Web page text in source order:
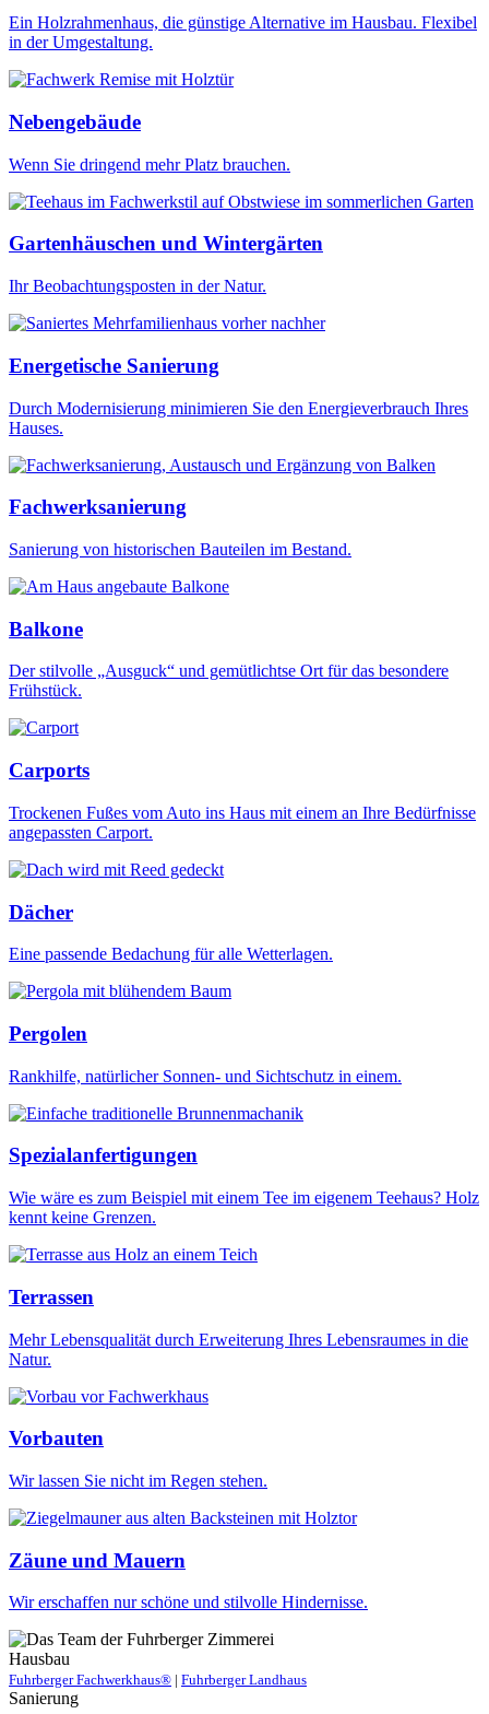
Ein Holzrahmenhaus, die günstige Alternative im Hausbau. Flexibel
in der Umgestaltung.
Nebengebäude
Wenn Sie dringend mehr Platz brauchen.
Gartenhäuschen und Wintergärten
Ihr Beobachtungsposten in der Natur.
Energetische Sanierung
Durch Modernisierung minimieren Sie den Energieverbrauch Ihres
Hauses.
Fachwerksanierung
Sanierung von historischen Bauteilen im Bestand.
Balkone
Der stilvolle „Ausguck“ und gemütlichtse Ort für das besondere
Frühstück.
Carports
Trockenen Fußes vom Auto ins Haus mit einem an Ihre Bedürfnisse
angepassten Carport.
Dächer
Eine passende Bedachung für alle Wetterlagen.
Pergolen
Rankhilfe, natürlicher Sonnen- und Sichtschutz in einem.
Spezialanfertigungen
Wie wäre es zum Beispiel mit einem Tee im eigenem Teehaus? Holz
kennt keine Grenzen.
Terrassen
Mehr Lebensqualität durch Erweiterung Ihres Lebensraumes in die
Natur.
Vorbauten
Wir lassen Sie nicht im Regen stehen.
Zäune und Mauern
Wir erschaffen nur schöne und stilvolle Hindernisse.
Hausbau
Fuhrberger Fachwerkhaus® | Fuhrberger Landhaus
Sanierung